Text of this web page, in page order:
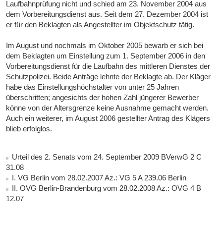
Laufbahnprüfung nicht und schied am 23. November 2004 aus
dem Vorbereitungsdienst aus. Seit dem 27. Dezember 2004 ist
er für den Beklagten als Angestellter im Objektschutz tätig.
Im August und nochmals im Oktober 2005 bewarb er sich bei
dem Beklagten um Einstellung zum 1. September 2006 in den
Vorbereitungsdienst für die Laufbahn des mittleren Dienstes der
Schutzpolizei. Beide Anträge lehnte der Beklagte ab. Der Kläger
habe das Einstellungshöchstalter von unter 25 Jahren
überschritten; angesichts der hohen Zahl jüngerer Bewerber
könne von der Altersgrenze keine Ausnahme gemacht werden.
Auch ein weiterer, im August 2006 gestellter Antrag des Klägers
blieb erfolglos.
Urteil des 2. Senats vom 24. September 2009 BVerwG 2 C
31.08
I. VG Berlin vom 28.02.2007 Az.: VG 5 A 239.06 Berlin
II. OVG Berlin-Brandenburg vom 28.02.2008 Az.: OVG 4 B
12.07